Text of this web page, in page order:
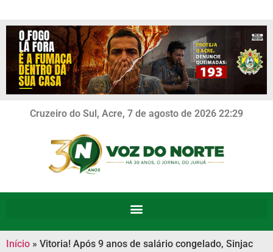
Cruzeiro do Sul, Acre, 7 de agosto de 2026 22:29
Início » Vitoria! Após 9 anos de salário congelado, Sinjac